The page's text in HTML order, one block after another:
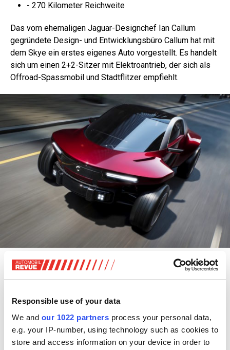
Responsible use of your data
We and our 1022 partners process your personal data,
e.g. your IP-number, using technology such as cookies to
store and access information on your device in order to
- 270 Kilometer Reichweite
Das vom ehemaligen Jaguar-Designchef Ian Callum
gegründete Design- und Entwicklungsbüro Callum hat mit
dem Skye ein erstes eigenes Auto vorgestellt. Es handelt
sich um einen 2+2-Sitzer mit Elektroantrieb, der sich als
Offroad-Spassmobil und Stadtflitzer empfiehlt.
Der Callum Skye ist eine Art Elektro-Buggy mit geschlossener Fahrgastkabine -
Callum
freistehenden Rädern ist ein Space-Frame-Chassis mit
offroadtauglicher Fahrwerksaufhängung, die viel
Bodenfreiheit und lange Federwege ermöglichen soll. Der
1150 Kilogramm leichte Skye sprintet in weniger als 4